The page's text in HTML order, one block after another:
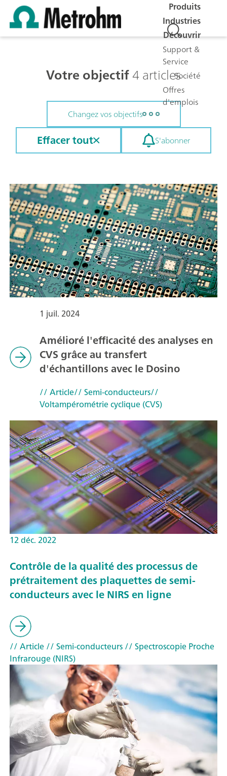
Produits
Industries
Découvrir
Support &
Service
Société
Offres
d'emplois
Votre objectif4 articles
Changez vos objectifs
Effacer tout S'abonner
1 juil. 2024
Amélioré l'efficacité des analyses en
CVS grâce au transfert
d'échantillons avec le Dosino
// Article// Semi-conducteurs//
Voltampérométrie cyclique (CVS)
12 déc. 2022
Contrôle de la qualité des processus de
prétraitement des plaquettes de semi-
conducteurs avec le NIRS en ligne
// Article// Semi-conducteurs// Spectroscopie Proche
Infrarouge (NIRS)